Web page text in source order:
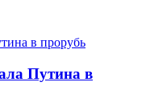
Путина в